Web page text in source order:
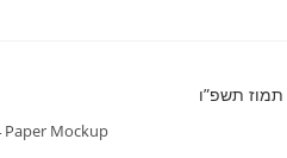
Paper Mockup